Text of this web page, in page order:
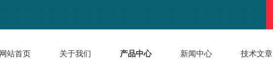
网站首页 关于我们 产品中心 新闻中心 技术文章